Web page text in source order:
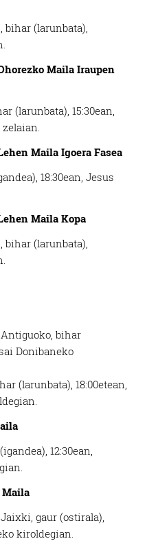
bihar (larunbata),
Maila Iraupen
(larunbata), 15:30ean,
Maila Igoera Fasea
18:30ean, Jesus
Maila Kopa
(larunbata),
bihar
Donibaneko
(larunbata), 18:00etean,
12:30ean,
Maila
gaur (ostirala),
kiroldegian.